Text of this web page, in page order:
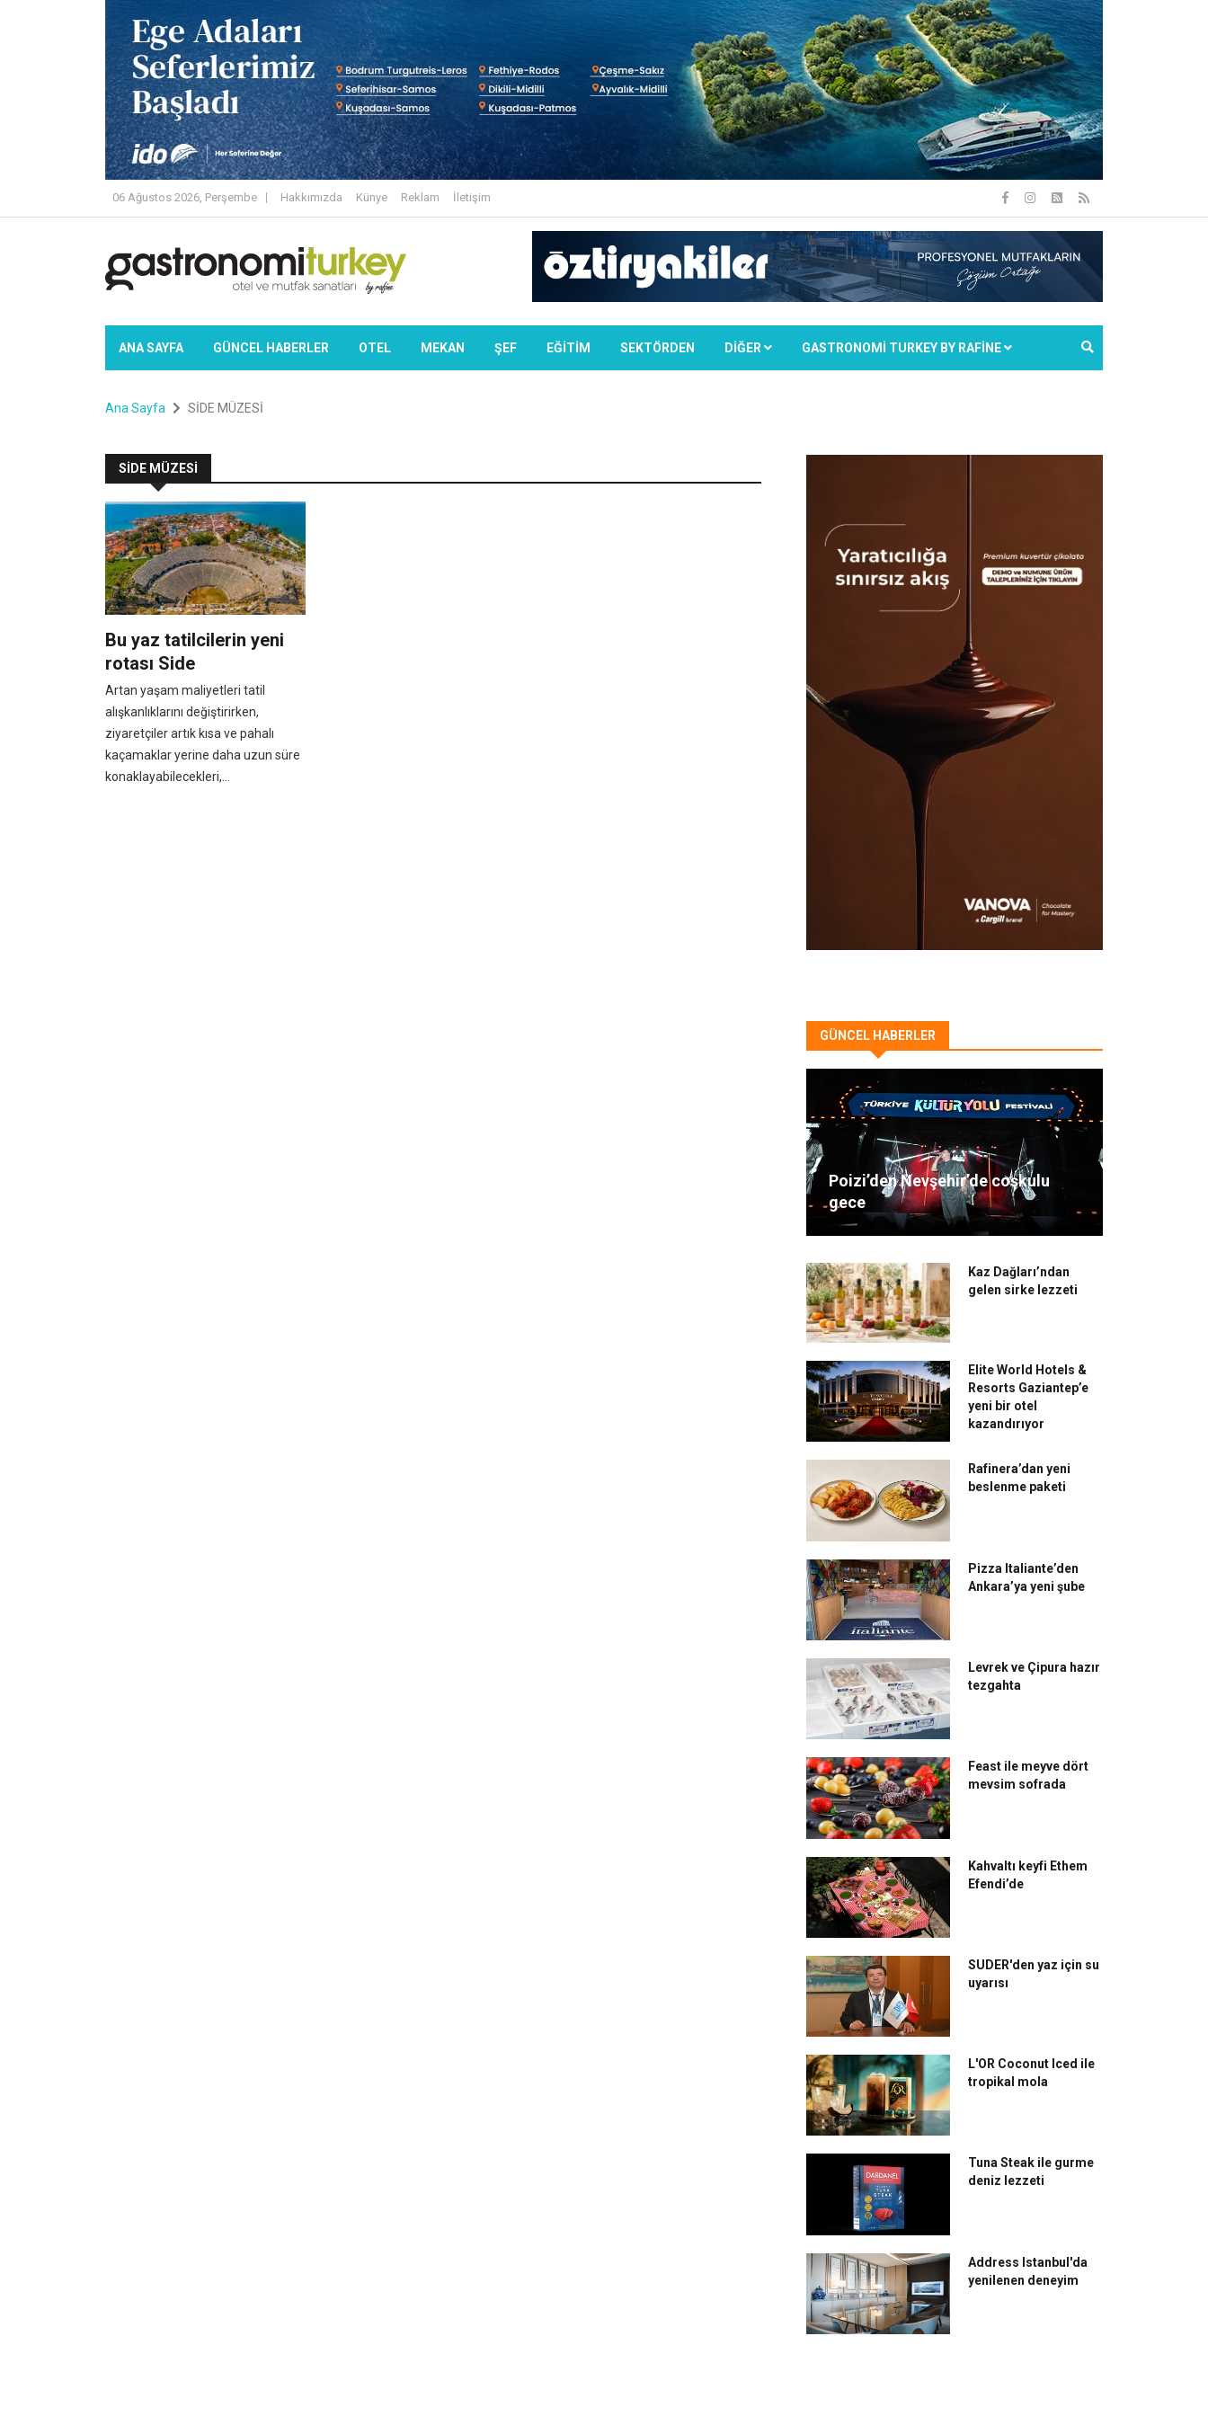
06 Ağustos 2026, Perşembe Hakkımızda Künye Reklam İletişim
ANA SAYFA GÜNCEL HABERLER OTEL MEKAN ŞEF EĞİTİM SEKTÖRDEN DIĞER GASTRONOMİ TURKEY BY RAFİNE
Ana Sayfa SİDE MÜZESİ
SİDE MÜZESİ
Bu yaz tatilcilerin yeni
rotası Side
Artan yaşam maliyetleri tatil
alışkanlıklarını değiştirirken,
ziyaretçiler artık kısa ve pahalı
kaçamaklar yerine daha uzun süre
konaklayabilecekleri,...
GÜNCEL HABERLER
Poizi’den Nevşehir’de coşkulu
gece
Kaz Dağları’ndan
gelen sirke lezzeti
Elite World Hotels &
Resorts Gaziantep’e
yeni bir otel
kazandırıyor
Rafinera’dan yeni
beslenme paketi
Pizza Italiante’den
Ankara’ya yeni şube
Levrek ve Çipura hazır
tezgahta
Feast ile meyve dört
mevsim sofrada
Kahvaltı keyfi Ethem
Efendi’de
SUDER'den yaz için su
uyarısı
L'OR Coconut Iced ile
tropikal mola
Tuna Steak ile gurme
deniz lezzeti
Address Istanbul'da
yenilenen deneyim